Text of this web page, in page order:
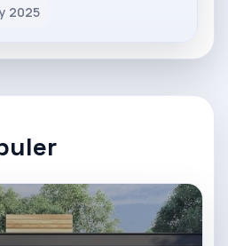
2025